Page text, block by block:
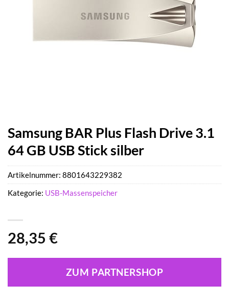
Samsung BAR Plus Flash Drive 3.1
64 GB USB Stick silber
28,35 €
ZUM PARTNERSHOP
Artikelnummer: 8801643229382
Kategorie: USB-Massenspeicher